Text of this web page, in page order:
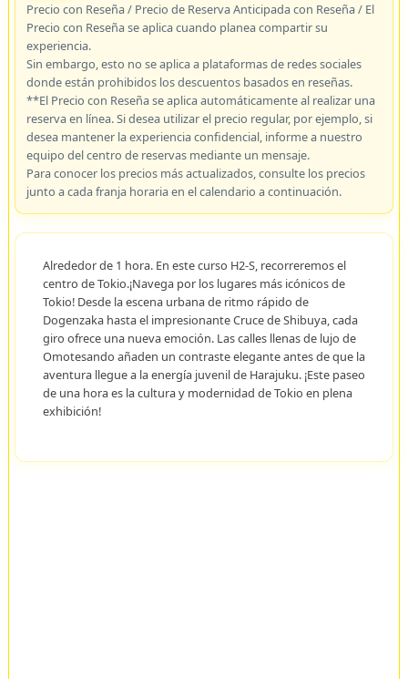
Precio con Reseña / Precio de Reserva Anticipada con Reseña / El
Precio con Reseña se aplica cuando planea compartir su
experiencia.
Sin embargo, esto no se aplica a plataformas de redes sociales
donde están prohibidos los descuentos basados en reseñas.
**El Precio con Reseña se aplica automáticamente al realizar una
reserva en línea. Si desea utilizar el precio regular, por ejemplo, si
desea mantener la experiencia confidencial, informe a nuestro
equipo del centro de reservas mediante un mensaje.
Para conocer los precios más actualizados, consulte los precios
junto a cada franja horaria en el calendario a continuación.
Alrededor de 1 hora. En este curso H2-S, recorreremos el
centro de Tokio.¡Navega por los lugares más icónicos de
Tokio! Desde la escena urbana de ritmo rápido de
Dogenzaka hasta el impresionante Cruce de Shibuya, cada
giro ofrece una nueva emoción. Las calles llenas de lujo de
Omotesando añaden un contraste elegante antes de que la
aventura llegue a la energía juvenil de Harajuku. ¡Este paseo
de una hora es la cultura y modernidad de Tokio en plena
exhibición!